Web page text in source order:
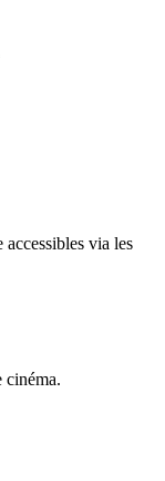
accessibles via les